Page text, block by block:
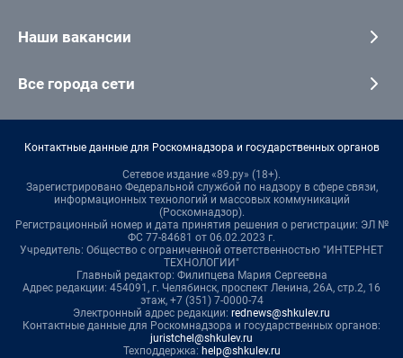
Наши вакансии
Все города сети
Контактные данные для Роскомнадзора и государственных органов
Сетевое издание «89.ру» (18+).
Зарегистрировано Федеральной службой по надзору в сфере связи,
информационных технологий и массовых коммуникаций
(Роскомнадзор).
Регистрационный номер и дата принятия решения о регистрации: ЭЛ №
ФС 77-84681 от 06.02.2023 г.
Учредитель: Общество с ограниченной ответственностью "ИНТЕРНЕТ
ТЕХНОЛОГИИ"
Главный редактор: Филипцева Мария Сергеевна
Адрес редакции: 454091, г. Челябинск, проспект Ленина, 26А, стр.2, 16
этаж, +7 (351) 7-0000-74
Электронный адрес редакции: rednews@shkulev.ru
Контактные данные для Роскомнадзора и государственных органов:
juristchel@shkulev.ru
Техподдержка: help@shkulev.ru